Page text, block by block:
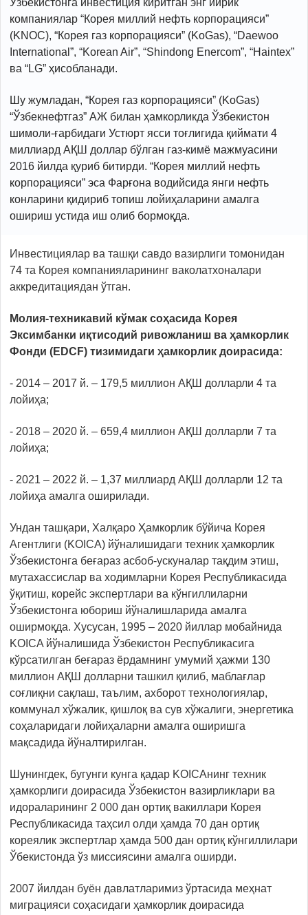
Ўзбекистонга инвестиция киритган энг йирик
компаниялар “Корея миллий нефть корпорацияси”
(KNOC), “Корея газ корпорацияси” (KoGas), “Daewoo
International”, “Korean Air”, “Shindong Enercom”, “Haintex”
ва “LG” ҳисобланади.
Шу жумладан, “Корея газ корпорацияси” (KoGas)
“Ўзбекнефтгаз” АЖ билан ҳамкорликда Ўзбекистон
шимоли-ғарбидаги Устюрт ясси тоғлигида қиймати 4
миллиард АҚШ доллар бўлган газ-кимё мажмуасини
2016 йилда қуриб битирди. “Корея миллий нефть
корпорацияси” эса Фарғона водийсида янги нефть
конларини қидириб топиш лойиҳаларини амалга
ошириш устида иш олиб бормоқда.
Инвестициялар ва ташқи савдо вазирлиги томонидан
74 та Корея компанияларининг ваколатхоналари
аккредитациядан ўтган.
Молия-техникавий кўмак соҳасида Корея
Эксимбанки иқтисодий ривожланиш ва ҳамкорлик
Фонди (EDCF) тизимидаги ҳамкорлик доирасида:
- 2014 – 2017 й. – 179,5 миллион АҚШ долларли 4 та
лойиҳа;
- 2018 – 2020 й. – 659,4 миллион АҚШ долларли 7 та
лойиҳа;
- 2021 – 2022 й. – 1,37 миллиард АҚШ долларли 12 та
лойиҳа амалга оширилади.
Ундан ташқари, Халқаро Ҳамкорлик бўйича Корея
Агентлиги (KOICA) йўналишидаги техник ҳамкорлик
Ўзбекистонга беғараз асбоб-ускуналар тақдим этиш,
мутахассислар ва ходимларни Корея Республикасида
ўқитиш, корейс экспертлари ва кўнгиллиларни
Ўзбекистонга юбориш йўналишларида амалга
оширмоқда. Хусусан, 1995 – 2020 йиллар мобайнида
KOICA йўналишида Ўзбекистон Республикасига
кўрсатилган беғараз ёрдамнинг умумий ҳажми 130
миллион АҚШ долларни ташкил қилиб, маблағлар
соғлиқни сақлаш, таълим, ахборот технологиялар,
коммунал хўжалик, қишлоқ ва сув хўжалиги, энергетика
соҳаларидаги лойиҳаларни амалга оширишга
мақсадида йўналтирилган.
Шунингдек, бугунги кунга қадар KOICAнинг техник
ҳамкорлиги доирасида Ўзбекистон вазирликлари ва
идораларининг 2 000 дан ортиқ вакиллари Корея
Республикасида таҳсил олди ҳамда 70 дан ортиқ
кореялик экспертлар ҳамда 500 дан ортиқ кўнгиллилари
Ўбекистонда ўз миссиясини амалга оширди.
2007 йилдан буён давлатларимиз ўртасида меҳнат
миграцияси соҳасидаги ҳамкорлик доирасида